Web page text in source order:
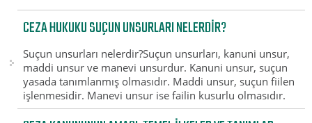
CEZA HUKUKU SUÇUN UNSURLARI NELERDIR?
Suçun unsurları nelerdir?Suçun unsurları, kanuni unsur,
maddi unsur ve manevi unsurdur. Kanuni unsur, suçun
yasada tanımlanmış olmasıdır. Maddi unsur, suçun fiilen
işlenmesidir. Manevi unsur ise failin kusurlu olmasıdır.